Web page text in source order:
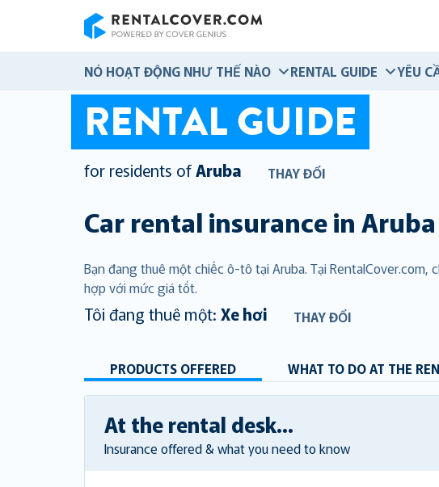
NÓ HOẠT ĐỘNG NHƯ THẾ NÀO RENTAL GUIDE YÊU
RENTAL GUIDE
for residents ofAruba THAY ĐỔI
Car rental insurance inAruba
Bạn đang thuê một chiếc ô-tô tại Aruba. Tại
hợp với mức giá tốt.
Tôi đang thuê một: Xe hơi THAY ĐỔI
PRODUCTS OFFERED WHAT TO DO AT THE
At the rental desk...
Insurance offered & what you need to know